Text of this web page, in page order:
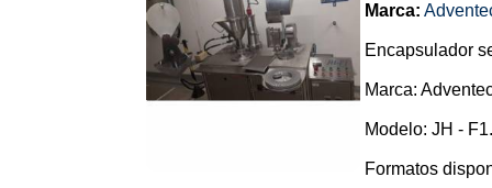
Marca:
Encapsulador
Marca:
Modelo: JH - F1.
Formatos